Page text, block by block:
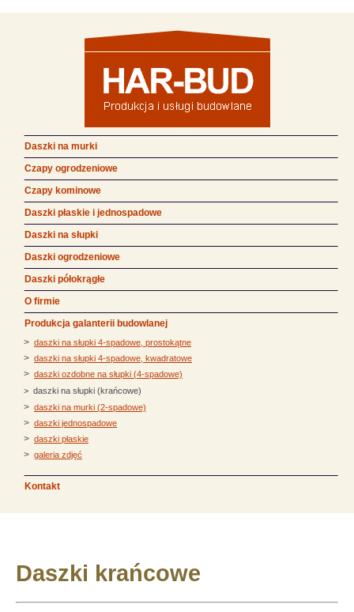
Daszki na murki
Czapy ogrodzeniowe
Czapy kominowe
Daszki płaskie i jednospadowe
Daszki na słupki
Daszki ogrodzeniowe
Daszki półokrągłe
O firmie
Produkcja galanterii budowlanej
> daszki na słupki 4-spadowe, prostokątne
> daszki na słupki 4-spadowe, kwadratowe
> daszki ozdobne na słupki (4-spadowe)
> daszki na słupki (krańcowe)
> daszki na murki (2-spadowe)
> daszki jednospadowe
> daszki płaskie
> galeria zdjęć
Kontakt
Daszki krańcowe